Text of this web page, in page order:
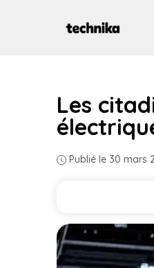
Les
Publié le 30 mars